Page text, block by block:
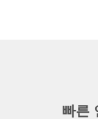
빠른